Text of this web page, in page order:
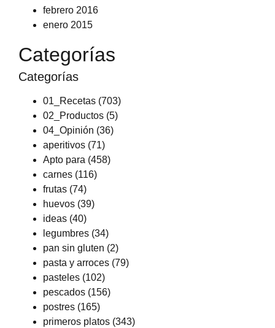
febrero 2016
enero 2015
Categorías
Categorías
01_Recetas (703)
02_Productos (5)
04_Opinión (36)
aperitivos (71)
Apto para (458)
carnes (116)
frutas (74)
huevos (39)
ideas (40)
legumbres (34)
pan sin gluten (2)
pasta y arroces (79)
pasteles (102)
pescados (156)
postres (165)
primeros platos (343)